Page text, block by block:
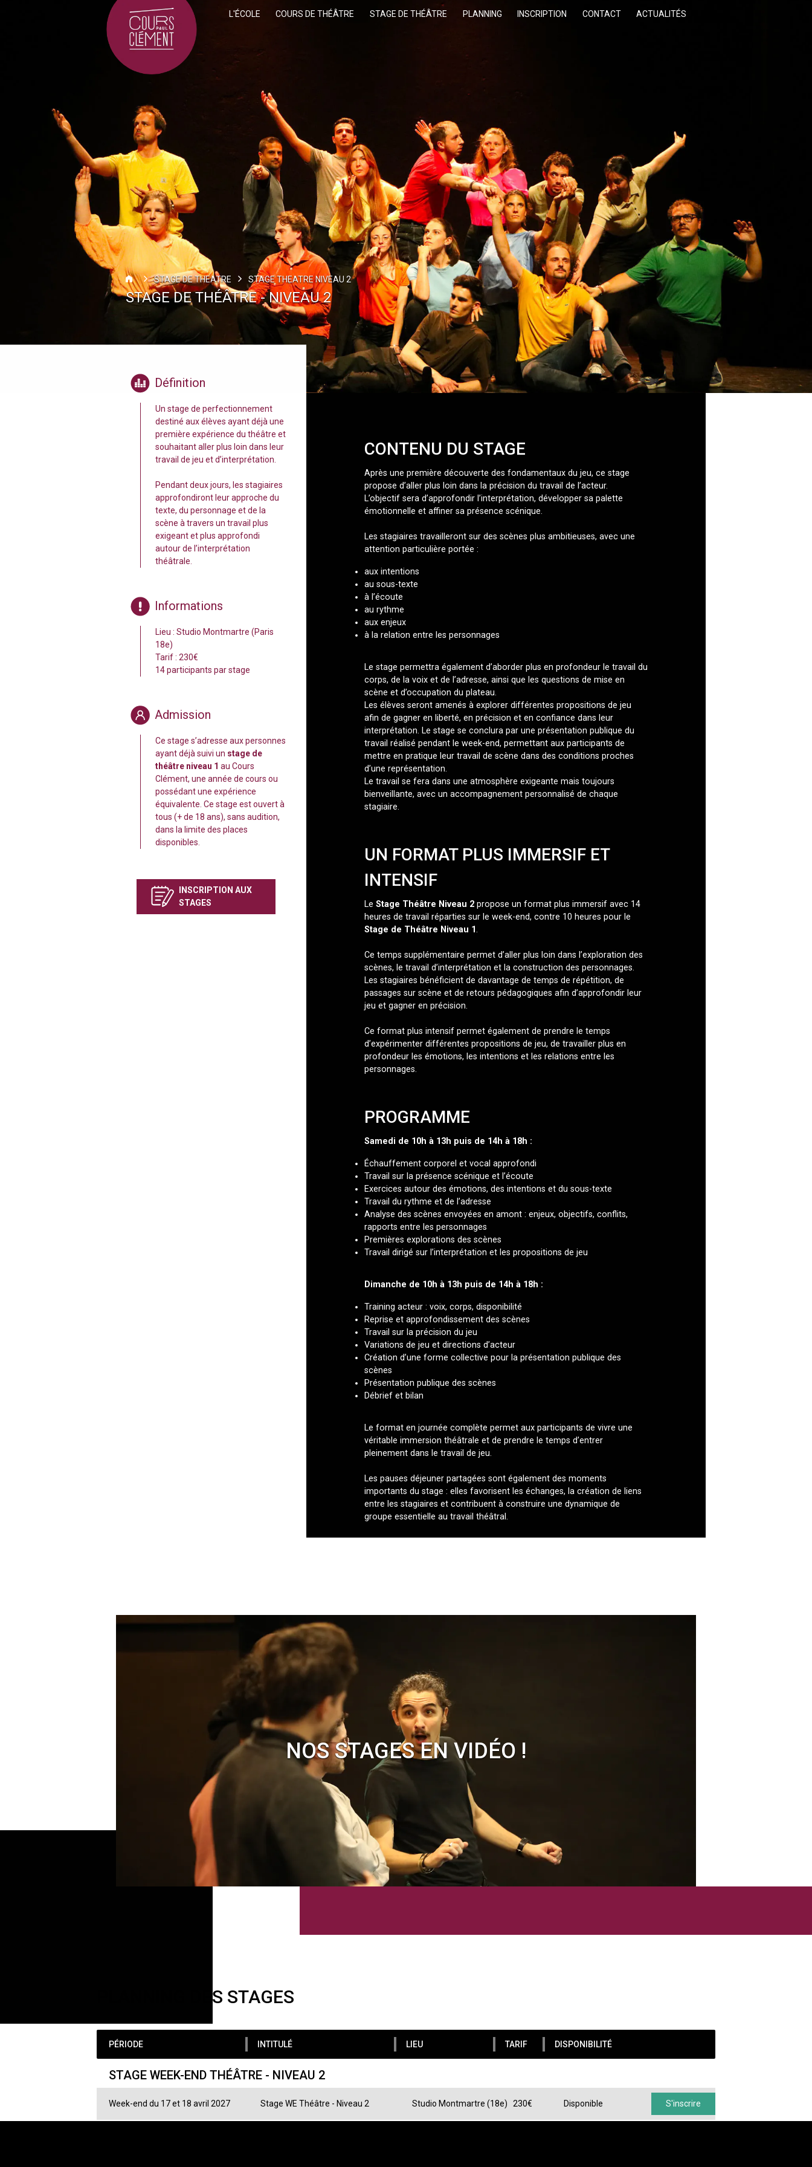
L'ÉCOLE COURS DE THÉÂTRE STAGE DE THÉÂTRE PLANNING INSCRIPTION CONTACT ACTUALITÉS
STAGE DE THEATRE STAGE THEATRE NIVEAU 2
STAGE DE THÉÂTRE - NIVEAU 2
Définition
Un stage de perfectionnement
destiné aux élèves ayant déjà une
première expérience du théâtre et
souhaitant aller plus loin dans leur
travail de jeu et d’interprétation.
Pendant deux jours, les stagiaires
approfondiront leur approche du
texte, du personnage et de la
scène à travers un travail plus
exigeant et plus approfondi
autour de l’interprétation
théâtrale.
Informations
Lieu : Studio Montmartre (Paris
18e)
Tarif : 230€
14 participants par stage
Admission
Ce stage s’adresse aux personnes
ayant déjà suivi un stage de
théâtre niveau 1 au Cours
Clément, une année de cours ou
possédant une expérience
équivalente. Ce stage est ouvert à
tous (+ de 18 ans), sans audition,
dans la limite des places
disponibles.
INSCRIPTION AUX
STAGES
CONTENU DU STAGE
Après une première découverte des fondamentaux du jeu, ce stage
propose d’aller plus loin dans la précision du travail de l’acteur.
L’objectif sera d’approfondir l’interprétation, développer sa palette
émotionnelle et affiner sa présence scénique.
Les stagiaires travailleront sur des scènes plus ambitieuses, avec une
attention particulière portée :
aux intentions
au sous-texte
à l’écoute
au rythme
aux enjeux
à la relation entre les personnages
Le stage permettra également d’aborder plus en profondeur le travail du
corps, de la voix et de l’adresse, ainsi que les questions de mise en
scène et d’occupation du plateau.
Les élèves seront amenés à explorer différentes propositions de jeu
afin de gagner en liberté, en précision et en confiance dans leur
interprétation. Le stage se conclura par une présentation publique du
travail réalisé pendant le week-end, permettant aux participants de
mettre en pratique leur travail de scène dans des conditions proches
d’une représentation.
Le travail se fera dans une atmosphère exigeante mais toujours
bienveillante, avec un accompagnement personnalisé de chaque
stagiaire.
UN FORMAT PLUS IMMERSIF ET
INTENSIF
Le Stage Théâtre Niveau 2propose un format plus immersif avec 14
heures de travail réparties sur le week-end, contre 10 heures pour le
Stage de Théâtre Niveau 1.
Ce temps supplémentaire permet d’aller plus loin dans l’exploration des
scènes, le travail d’interprétation et la construction des personnages.
Les stagiaires bénéficient de davantage de temps de répétition, de
passages sur scène et de retours pédagogiques afin d’approfondir leur
jeu et gagner en précision.
Ce format plus intensif permet également de prendre le temps
d’expérimenter différentes propositions de jeu, de travailler plus en
profondeur les émotions, les intentions et les relations entre les
personnages.
PROGRAMME
Samedi de 10h à 13h puis de 14h à 18h :
Échauffement corporel et vocal approfondi
Travail sur la présence scénique et l’écoute
Exercices autour des émotions, des intentions et du sous-texte
Travail du rythme et de l’adresse
Analyse des scènes envoyées en amont : enjeux, objectifs, conflits,
rapports entre les personnages
Premières explorations des scènes
Travail dirigé sur l’interprétation et les propositions de jeu
Dimanche de 10h à 13h puis de 14h à 18h :
Training acteur : voix, corps, disponibilité
Reprise et approfondissement des scènes
Travail sur la précision du jeu
Variations de jeu et directions d’acteur
Création d’une forme collective pour la présentation publique des
scènes
Présentation publique des scènes
Débrief et bilan
Le format en journée complète permet aux participants de vivre une
véritable immersion théâtrale et de prendre le temps d’entrer
pleinement dans le travail de jeu.
Les pauses déjeuner partagées sont également des moments
importants du stage : elles favorisent les échanges, la création de liens
entre les stagiaires et contribuent à construire une dynamique de
groupe essentielle au travail théâtral.
NOS STAGES EN VIDÉO !
PLANNING DES STAGES
PÉRIODE INTITULÉ LIEU TARIF DISPONIBILITÉ
STAGE WEEK-END THÉÂTRE - NIVEAU 2
Week-end du 17 et 18 avril 2027 Stage WE Théâtre - Niveau 2 Studio Montmartre (18e) 230€ Disponible S'inscrire